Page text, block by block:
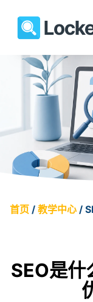
首页 / 教学中心 /
SEO是